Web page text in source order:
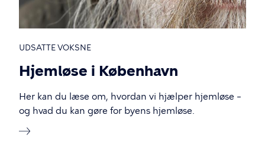
UDSATTE VOKSNE
Hjemløse i København
Her kan du læse om, hvordan vi hjælper hjemløse –
og hvad du kan gøre for byens hjemløse.